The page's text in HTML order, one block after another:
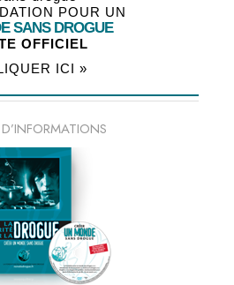
POUR UN
SANS DROGUE
OFFICIEL
ICI »
D’INFORMATIONS